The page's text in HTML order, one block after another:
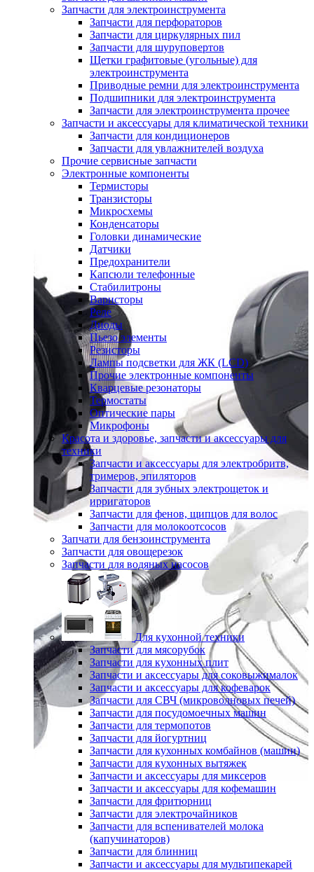
Запчасти для электроинструмента
Запчасти для перфораторов
Запчасти для циркулярных пил
Запчасти для шуруповертов
Щетки графитовые (угольные) для
электроинструмента
Приводные ремни для электроинструмента
Подшипники для электроинструмента
Запчасти для электроинструмента прочее
Запчасти и аксессуары для климатической техники
Запчасти для кондиционеров
Запчасти для увлажнителей воздуха
Прочие сервисные запчасти
Электронные компоненты
Термисторы
Транзисторы
Микросхемы
Конденсаторы
Головки динамические
Датчики
Предохранители
Капсюли телефонные
Стабилитроны
Варисторы
Реле
Диоды
Пьезо элементы
Резисторы
Лампы подсветки для ЖК (LCD)
Прочие электронные компоненты
Кварцевые резонаторы
Термостаты
Оптические пары
Микрофоны
Красота и здоровье, запчасти и аксессуары для
техники
Запчасти и аксессуары для электробритв,
тримеров, эпиляторов
Запчасти для зубных электрощеток и
ирригаторов
Запчасти для фенов, щипцов для волос
Запчасти для молокоотсосов
Запчати для бензоинструмента
Запчасти для овощерезок
Запчасти для водяных насосов
Для кухонной техники
Запчасти для мясорубок
Запчасти для кухонных плит
Запчасти и аксессуары для соковыжималок
Запчасти и аксессуары для кофеварок
Запчасти для СВЧ (микроволновых печей)
Запчасти для посудомоечных машин
Запчасти для термопотов
Запчасти для йогуртниц
Запчасти для кухонных комбайнов (машин)
Запчасти для кухонных вытяжек
Запчасти и аксессуары для миксеров
Запчасти и аксессуары для кофемашин
Запчасти для фритюрниц
Запчасти для электрочайников
Запчасти для вспенивателей молока
(капучинаторов)
Запчасти для блинниц
Запчасти и аксессуары для мультипекарей